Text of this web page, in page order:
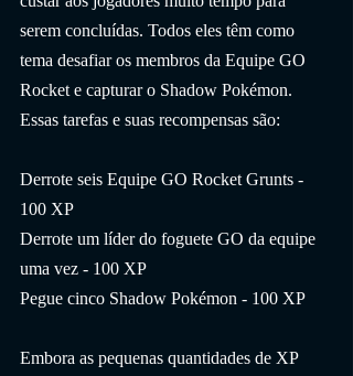
serem concluídas. Todos eles têm como
tema desafiar os membros da Equipe GO
Rocket e capturar o Shadow Pokémon.
Essas tarefas e suas recompensas são:
Derrote seis Equipe GO Rocket Grunts -
100 XP
Derrote um líder do foguete GO da equipe
uma vez - 100 XP
Pegue cinco Shadow Pokémon - 100 XP
Embora as pequenas quantidades de XP